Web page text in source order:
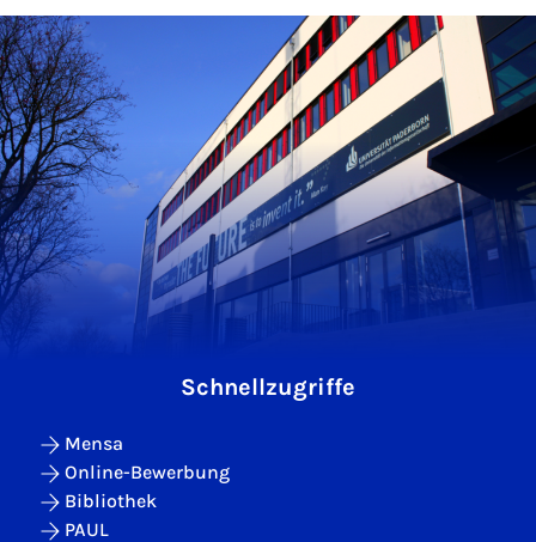
Schnellzugriffe
Mensa
Online-Bewerbung
Bibliothek
PAUL